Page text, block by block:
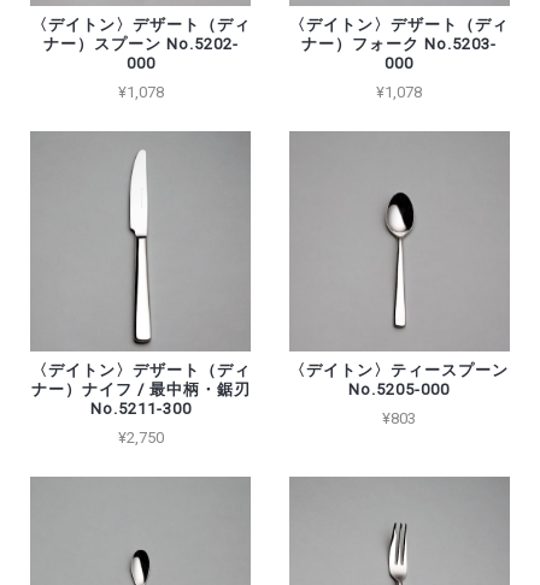
〈デイトン〉デザート（ディ
ナー）スプーン No.5202-
000
¥1,078
〈デイトン〉デザート（ディ
ナー）フォーク No.5203-
000
¥1,078
〈デイトン〉デザート（ディ
ナー）ナイフ / 最中柄・鋸刃
No.5211-300
¥2,750
〈デイトン〉ティースプーン
No.5205-000
¥803